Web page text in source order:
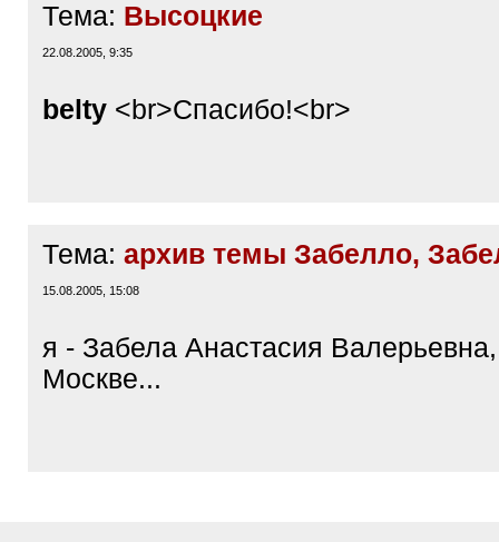
Тема: Высоцкие
22.08.2005, 9:35
belty <br>Спасибо!<br>
Тема: архив темы Забелло,
15.08.2005, 15:08
я - Забела Анастасия
Москве...